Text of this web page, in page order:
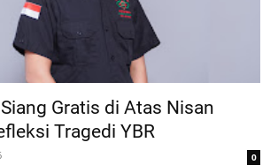
Gratis di Atas Nisan
Tragedi YBR
0